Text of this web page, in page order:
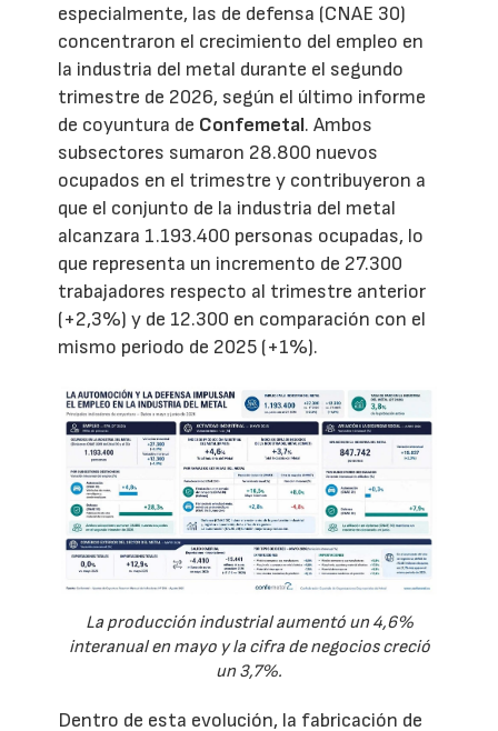
especialmente, las de defensa (CNAE 30)
concentraron el crecimiento del empleo en
la industria del metal durante el segundo
trimestre de 2026, según el último informe
de coyuntura de Confemetal. Ambos
subsectores sumaron 28.800 nuevos
ocupados en el trimestre y contribuyeron a
que el conjunto de la industria del metal
alcanzara 1.193.400 personas ocupadas, lo
que representa un incremento de 27.300
trabajadores respecto al trimestre anterior
(+2,3%) y de 12.300 en comparación con el
mismo periodo de 2025 (+1%).
La producción industrial aumentó un 4,6%
interanual en mayo y la cifra de negocios creció
un 3,7%.
Dentro de esta evolución, la fabricación de